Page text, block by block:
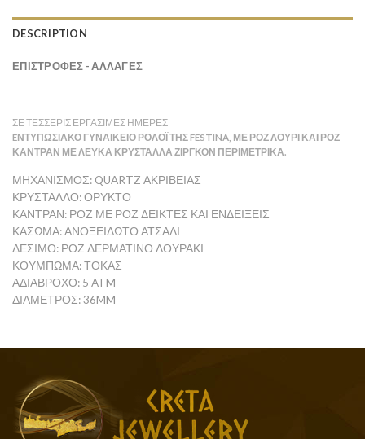
DESCRIPTION
ΕΠΙΣΤΡΟΦΕΣ - ΑΛΛΑΓΕΣ
ΣΕ ΤΈΣΣΕΡΙΣ ΕΡΓΆΣΙΜΕΣ ΗΜΈΡΕΣ
EΝΤΥΠΩΣΙΑΚΌ ΓΥΝΑΙΚΕΊΟ ΡΟΛΌΙ ΤΗΣ FESTINA, ΜΕ ΡΟΖ ΛΟΥΡΊ ΚΑΙ ΡΟΖ
ΚΑΝΤΡΆΝ ΜΕ ΛΕΥΚΆ ΚΡΎΣΤΑΛΛΑ ΖΙΡΓΚΌΝ ΠΕΡΙΜΕΤΡΙΚΆ.
ΜΗΧΑΝΙΣΜΟΣ: QUARTZ ΑΚΡΙΒΕΊΑΣ
ΚΡΥΣΤΑΛΛΟ: ΟΡΥΚΤΌ
ΚΑΝΤΡΑΝ: ΡΟΖ ΜΕ ΡΟΖ ΔΕΊΚΤΕΣ ΚΑΙ ΕΝΔΕΊΞΕΙΣ
ΚΑΣΩΜΑ: ΑΝΟΞΕΊΔΩΤΟ ΑΤΣΆΛΙ
ΔΕΣΙΜΟ: ΡΟΖ ΔΕΡΜΆΤΙΝΟ ΛΟΥΡΆΚΙ
ΚΟΥΜΠΩΜΑ: ΤΟΚΆΣ
ΑΔΙΑΒΡΟΧΟ: 5 ATM
ΔΙΑΜΕΤΡΟΣ: 36MM